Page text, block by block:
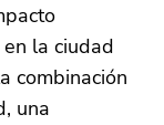
la ciudad
combinación
una